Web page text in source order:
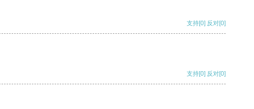
支持[0] 反对[0]
支持[0] 反对[0]